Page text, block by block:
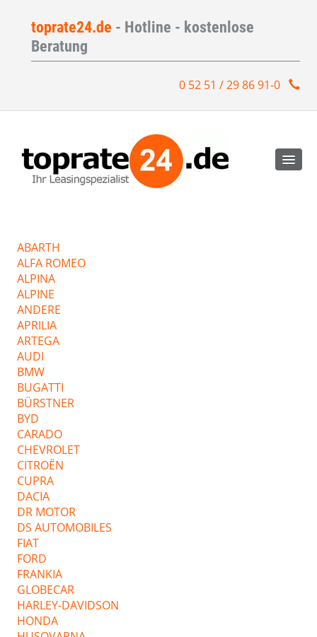
toprate24.de - Hotline - kostenlose
Beratung
0 52 51 / 29 86 91-0
ABARTH
ALFA ROMEO
ALPINA
ALPINE
ANDERE
APRILIA
ARTEGA
AUDI
BMW
BUGATTI
BÜRSTNER
BYD
CARADO
CHEVROLET
CITROËN
CUPRA
DACIA
DR MOTOR
DS AUTOMOBILES
FIAT
FORD
FRANKIA
GLOBECAR
HARLEY-DAVIDSON
HONDA